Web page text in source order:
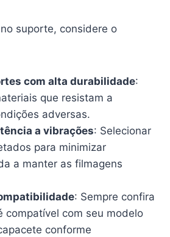
suporte, considere o
com alta durabilidade:
que resistam a
adversas.
a vibrações: Selecionar
para minimizar
a manter as filmagens
: Sempre confira
compatível com seu modelo
conforme